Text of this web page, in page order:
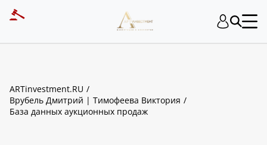
ARTinvestment.RU
Врубель Дмитрий | Тимофеева Виктория
База данных аукционных продаж